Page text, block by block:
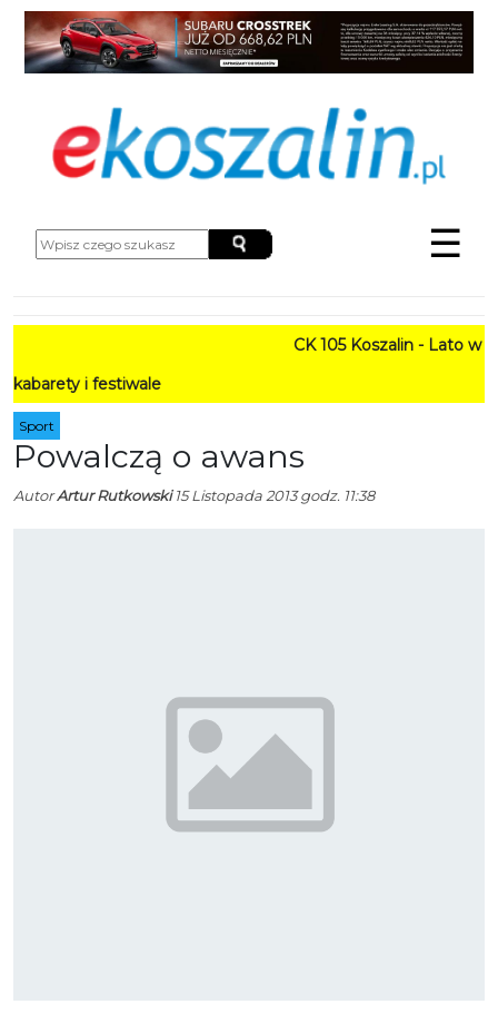
☰
CK 105 Koszalin - Lato w Mieście
i festiwale
Sport
Powalczą o awans
AutorArtur Rutkowski15 Listopada 2013 godz. 11:38